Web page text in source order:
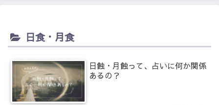
日食・月食
日蝕・月蝕って、占いに何か関係
あるの？